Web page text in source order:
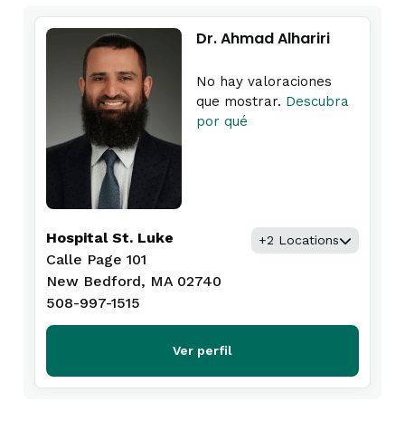
Dr. Ahmad Alhariri
No hay valoraciones
que mostrar. Descubra
por qué
Hospital St. Luke
Calle Page 101
New Bedford, MA 02740
508-997-1515
+2 Locations
Ver perfil